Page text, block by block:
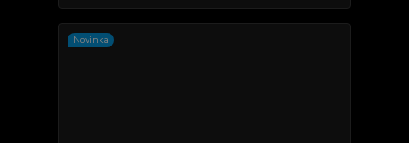
Novinka